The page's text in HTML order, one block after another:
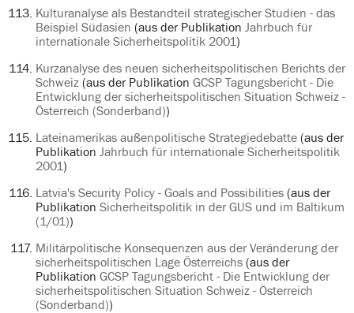
Kulturanalyse als Bestandteil strategischer Studien - das
Beispiel Südasien (aus der Publikation Jahrbuch für
internationale Sicherheitspolitik 2001 )
Kurzanalyse des neuen sicherheitspolitischen Berichts der
Schweiz(aus der Publikation GCSP Tagungsbericht - Die
Entwicklung der sicherheitspolitischen Situation Schweiz -
Österreich (Sonderband))
Lateinamerikas außenpolitische Strategiedebatte(aus der
Publikation Jahrbuch für internationale Sicherheitspolitik
2001 )
Latvia's Security Policy - Goals and Possibilities(aus der
Publikation Sicherheitspolitik in der GUS und im Baltikum
(1/01))
Militärpolitische Konsequenzen aus der Veränderung der
sicherheitspolitischen Lage Österreichs(aus der
Publikation GCSP Tagungsbericht - Die Entwicklung der
sicherheitspolitischen Situation Schweiz - Österreich
(Sonderband))